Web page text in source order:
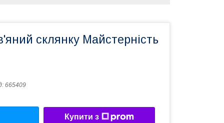
склянку Майстерність
665409
Купити з